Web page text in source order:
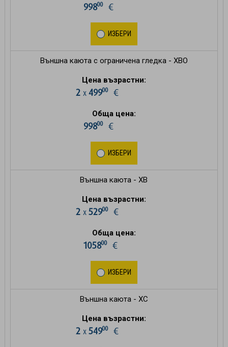
99800€
ИЗБЕРИ
Външна каюта с ограничена гледка - XBO
Цена възрастни:
2 х 49900€
Обща цена:
99800€
ИЗБЕРИ
Външна каюта - XB
Цена възрастни:
2 х 52900€
Обща цена:
105800€
ИЗБЕРИ
Външна каюта - XC
Цена възрастни:
2 х 54900€